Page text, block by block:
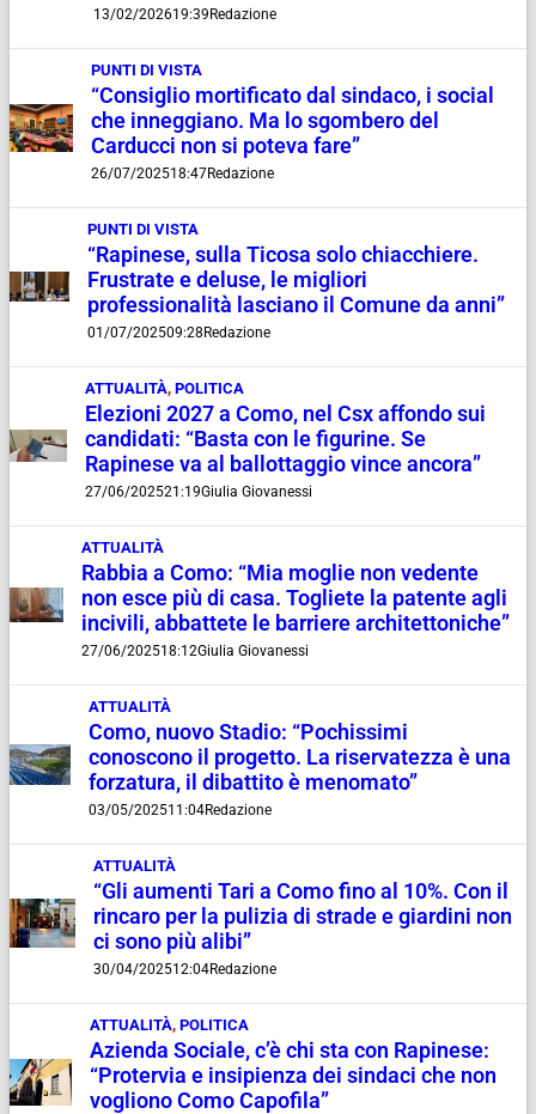
13/02/202619:39Redazione
PUNTI DI VISTA
“Consiglio mortificato dal sindaco, i social
che inneggiano. Ma lo sgombero del
Carducci non si poteva fare”
26/07/202518:47Redazione
PUNTI DI VISTA
“Rapinese, sulla Ticosa solo chiacchiere.
Frustrate e deluse, le migliori
professionalità lasciano il Comune da anni”
01/07/202509:28Redazione
ATTUALITÀ,POLITICA
Elezioni 2027 a Como, nel Csx affondo sui
candidati: “Basta con le figurine. Se
Rapinese va al ballottaggio vince ancora”
27/06/202521:19Giulia Giovanessi
ATTUALITÀ
Rabbia a Como: “Mia moglie non vedente
non esce più di casa. Togliete la patente agli
incivili, abbattete le barriere architettoniche”
27/06/202518:12Giulia Giovanessi
ATTUALITÀ
Como, nuovo Stadio: “Pochissimi
conoscono il progetto. La riservatezza è una
forzatura, il dibattito è menomato”
03/05/202511:04Redazione
ATTUALITÀ
“Gli aumenti Tari a Como fino al 10%. Con il
rincaro per la pulizia di strade e giardini non
ci sono più alibi”
30/04/202512:04Redazione
ATTUALITÀ,POLITICA
Azienda Sociale, c’è chi sta con Rapinese:
“Protervia e insipienza dei sindaci che non
vogliono Como Capofila”